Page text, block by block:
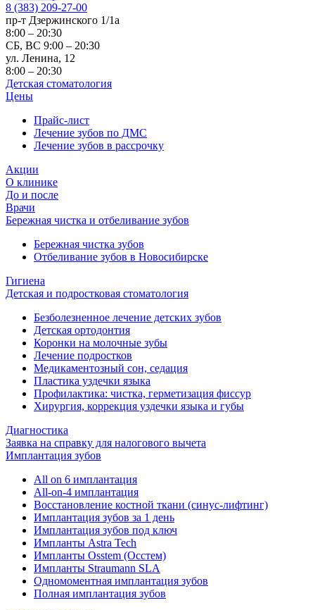
8 (383) 209-27-00
пр-т Дзержинского 1/1а
8:00 – 20:30
СБ, ВС 9:00 – 20:30
ул. Ленина, 12
8:00 – 20:30
Детская стоматология
Цены
Прайс-лист
Лечение зубов по ДМС
Лечение зубов в рассрочку
Акции
О клинике
До и после
Врачи
Бережная чистка и отбеливание зубов
Бережная чистка зубов
Отбеливание зубов в Новосибирске
Гигиена
Детская и подростковая стоматология
Безболезненное лечение детских зубов
Детская ортодонтия
Коронки на молочные зубы
Лечение подростков
Медикаментозный сон, седация
Пластика уздечки языка
Профилактика: чистка, герметизация фиссур
Хирургия, коррекция уздечки языка и губы
Диагностика
Заявка на справку для налогового вычета
Имплантация зубов
All on 6 имплантация
All-on-4 имплантация
Восстановление костной ткани (синус-лифтинг)
Имплантация зубов за 1 день
Имплантация зубов под ключ
Импланты Astra Tech
Импланты Osstem (Осстем)
Импланты Straumann SLA
Одномоментная имплантация зубов
Полная имплантация зубов